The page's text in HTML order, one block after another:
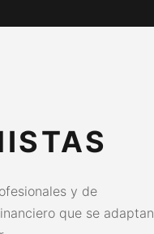
y de
que se adaptan